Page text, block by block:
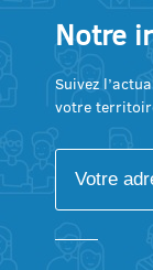
Notre
Suivez
votre